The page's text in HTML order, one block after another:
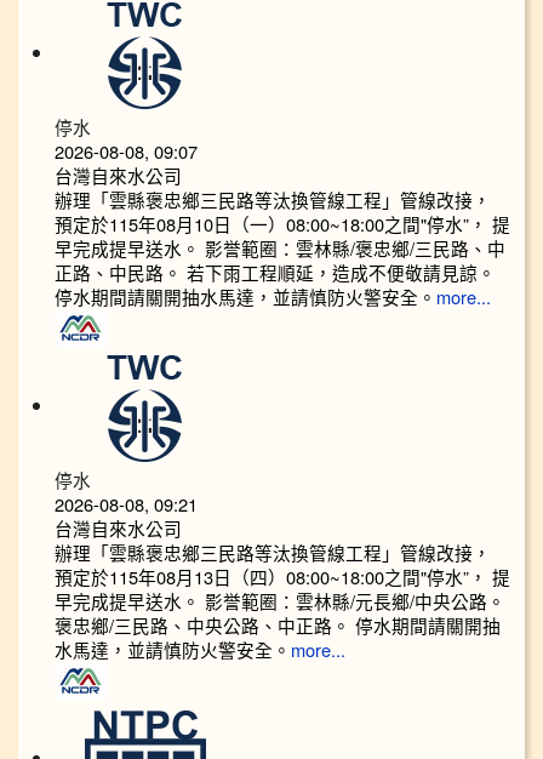
停水
2026-08-08, 09:07
台灣自來水公司
辦理「雲縣褒忠鄉三民路等汰換管線工程」管線改接，
預定於115年08月10日（一）08:00~18:00之間"停水”， 提
早完成提早送水。 影誉範圈：雲林縣/褒忠鄉/三民路、中
正路、中民路。 若下雨工程順延，造成不便敬請見諒。
停水期間請關開抽水馬達，並請慎防火警安全。 more...
停水
2026-08-08, 09:21
台灣自來水公司
辦理「雲縣褒忠鄉三民路等汰換管線工程」管線改接，
預定於115年08月13日（四）08:00~18:00之間"停水”， 提
早完成提早送水。 影誉範圈：雲林縣/元長鄉/中央公路。
褒忠鄉/三民路、中央公路、中正路。 停水期間請關開抽
水馬達，並請慎防火警安全。 more...